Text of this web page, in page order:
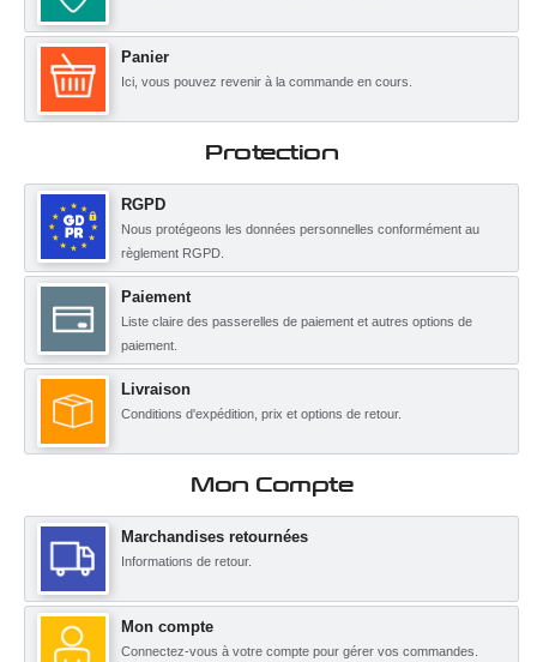
Panier
Ici, vous pouvez revenir à la commande en cours.
Protection
RGPD
Nous protégeons les données personnelles conformément au
règlement RGPD.
Paiement
Liste claire des passerelles de paiement et autres options de
paiement.
Livraison
Conditions d'expédition, prix et options de retour.
Mon Compte
Marchandises retournées
Informations de retour.
Mon compte
Connectez-vous à votre compte pour gérer vos commandes.